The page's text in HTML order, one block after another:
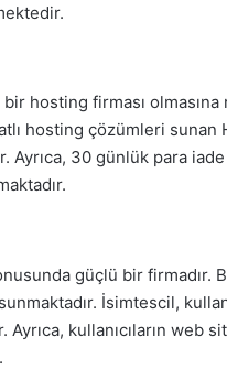
hosting firması
hosting çözümleri sunan
Ayrıca, 30 günlük para
güçlü bir firmadır.
İsimtescil,
kullanıcıların web